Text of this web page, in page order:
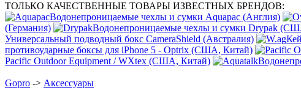
ТОЛЬКО КАЧЕСТВЕННЫЕ ТОВАРЫ ИЗВЕСТНЫХ БРЕНДОВ:
Водонепроницаемые чехлы и сумки Aquapac (Англия)
(Германия)
Водонепроницаемые чехлы и сумки Drypak
Универсальный подводный бокс CameraShield (Австралия)
противоударные боксы для iPhone 5 - Optrix (США, Китай)
Pacific Outdoor Equipment / WXtex (США, Китай)
Gopro -> Аксессуары